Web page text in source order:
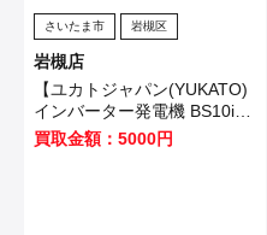
さいたま市 岩槻区
岩槻店
【ユカトジャパン(YUKATO)
インバーター発電機 BS10i】
川口市のお客様から買取いた
しました！
買取金額：5000円